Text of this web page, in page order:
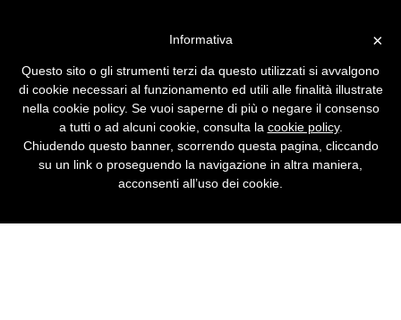
le Telestreet
Il deputato verde Mauro Bulgarelli ha
presentato una proposta di legge per le
legalizzare le Tv autogestite di quartiere.
×
Informativa
Questo sito o gli strumenti terzi da questo utilizzati si avvalgono
di cookie necessari al funzionamento ed utili alle finalità illustrate
nella cookie policy. Se vuoi saperne di più o negare il consenso
a tutti o ad alcuni cookie, consulta la cookie policy.
Chiudendo questo banner, scorrendo questa pagina, cliccando
su un link o proseguendo la navigazione in altra maniera,
acconsenti all’uso dei cookie.